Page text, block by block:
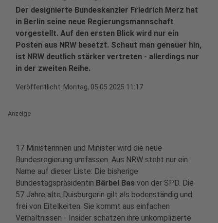
Der designierte Bundeskanzler Friedrich Merz hat
in Berlin seine neue Regierungsmannschaft
vorgestellt. Auf den ersten Blick wird nur ein
Posten aus NRW besetzt. Schaut man genauer hin,
ist NRW deutlich stärker vertreten - allerdings nur
in der zweiten Reihe.
Veröffentlicht: Montag, 05.05.2025 11:17
Anzeige
17 Ministerinnen und Minister wird die neue
Bundesregierung umfassen. Aus NRW steht nur ein
Name auf dieser Liste: Die bisherige
Bundestagspräsidentin Bärbel Bas von der SPD. Die
57 Jahre alte Duisburgerin gilt als bodenständig und
frei von Eitelkeiten. Sie kommt aus einfachen
Verhältnissen - Insider schätzen ihre unkomplizierte